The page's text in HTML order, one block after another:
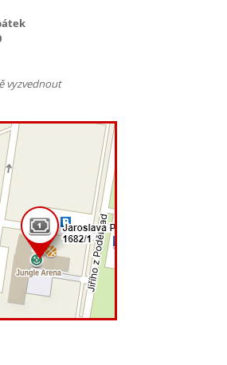
vyzvednout